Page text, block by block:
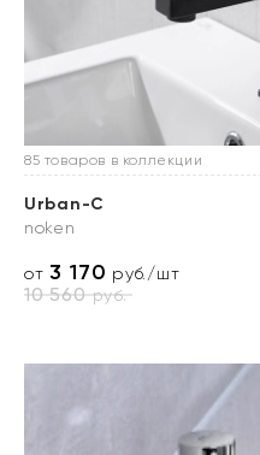
85 товаров в коллекции
Urban-C
noken
от3 170 руб./шт
10 560руб.